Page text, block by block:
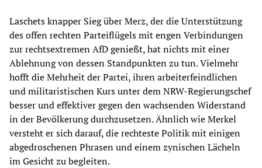
Laschets knapper Sieg über Merz, der die Unterstützung
des offen rechten Parteiflügels mit engen Verbindungen
zur rechtsextremen AfD genießt, hat nichts mit einer
Ablehnung von dessen Standpunkten zu tun. Vielmehr
hofft die Mehrheit der Partei, ihren arbeiterfeindlichen
und militaristischen Kurs unter dem NRW-Regierungschef
besser und effektiver gegen den wachsenden Widerstand
in der Bevölkerung durchzusetzen. Ähnlich wie Merkel
versteht er sich darauf, die rechteste Politik mit einigen
abgedroschenen Phrasen und einem zynischen Lächeln
im Gesicht zu begleiten.